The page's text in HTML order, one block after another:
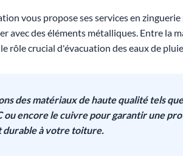
vous propose ses services en
avec des éléments métalliques. Entre la
rôle crucial d'évacuation des eaux de pluie.
des matériaux de haute qualité tels
ou encore le cuivre pour garantir une
durable à votre toiture.